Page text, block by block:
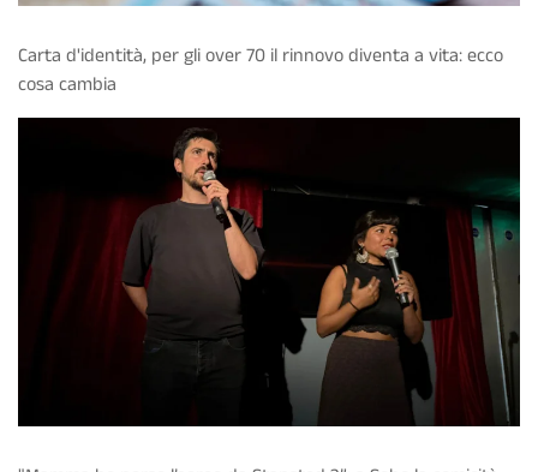
Carta d'identità, per gli over 70 il rinnovo diventa a vita: ecco
cosa cambia